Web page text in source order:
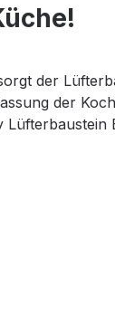
der
der